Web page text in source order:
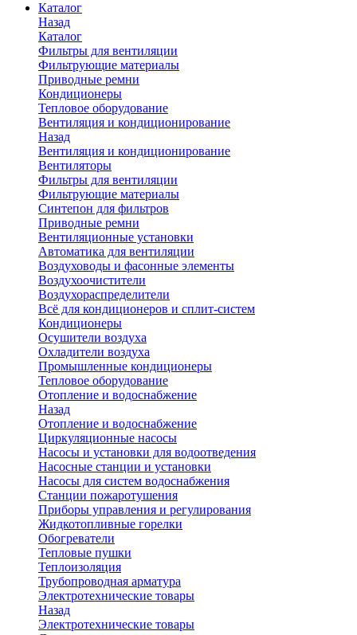
Каталог
Назад
Каталог
Фильтры для вентиляции
Фильтрующие материалы
Приводные ремни
Кондиционеры
Тепловое оборудование
Вентиляция и кондиционирование
Назад
Вентиляция и кондиционирование
Вентиляторы
Фильтры для вентиляции
Фильтрующие материалы
Синтепон для фильтров
Приводные ремни
Вентиляционные установки
Автоматика для вентиляции
Воздуховоды и фасонные элементы
Воздухоочистители
Воздухораспределители
Всё для кондиционеров и сплит-систем
Кондиционеры
Осушители воздуха
Охладители воздуха
Промышленные кондиционеры
Тепловое оборудование
Отопление и водоснабжение
Назад
Отопление и водоснабжение
Циркуляционные насосы
Насосы и установки для водоотведения
Насосные станции и установки
Насосы для систем водоснабжения
Станции пожаротушения
Приборы управления и регулирования
Жидкотопливные горелки
Обогреватели
Тепловые пушки
Теплоизоляция
Трубопроводная арматура
Электротехнические товары
Назад
Электротехнические товары